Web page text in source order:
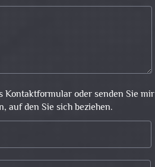
oder senden Sie mir
auf den Sie sich beziehen.